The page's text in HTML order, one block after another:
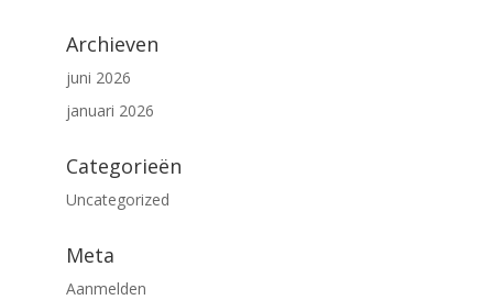
Archieven
juni 2026
januari 2026
Categorieën
Uncategorized
Meta
Aanmelden